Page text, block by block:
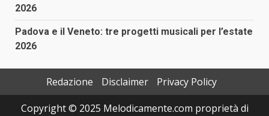
2026
Padova e il Veneto: tre progetti musicali per l’estate
2026
Redazione Disclaimer
Privacy Policy
Copyright © 2025 Melodicamente.com proprietà di